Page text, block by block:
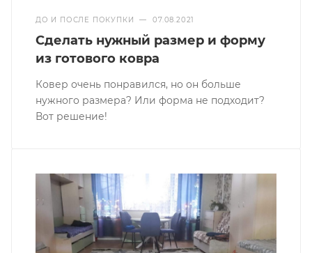
ДО И ПОСЛЕ ПОКУПКИ — 07.08.2021
Сделать нужный размер и форму
из готового ковра
Ковер очень понравился, но он больше
нужного размера? Или форма не подходит?
Вот решение!